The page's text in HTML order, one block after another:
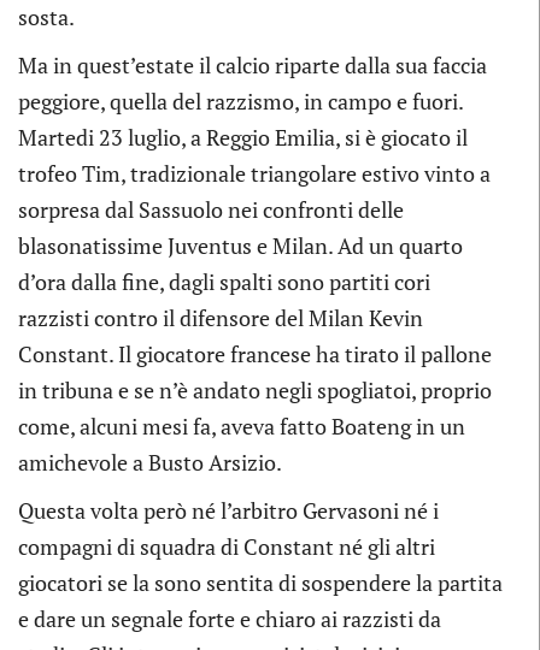
sosta.
Ma in quest’estate il calcio riparte dalla sua faccia
peggiore, quella del razzismo, in campo e fuori.
Martedi 23 luglio, a Reggio Emilia, si è giocato il
trofeo Tim, tradizionale triangolare estivo vinto a
sorpresa dal Sassuolo nei confronti delle
blasonatissime Juventus e Milan. Ad un quarto
d’ora dalla fine, dagli spalti sono partiti cori
razzisti contro il difensore del Milan Kevin
Constant. Il giocatore francese ha tirato il pallone
in tribuna e se n’è andato negli spogliatoi, proprio
come, alcuni mesi fa, aveva fatto Boateng in un
amichevole a Busto Arsizio.
Questa volta però né l’arbitro Gervasoni né i
compagni di squadra di Constant né gli altri
giocatori se la sono sentita di sospendere la partita
e dare un segnale forte e chiaro ai razzisti da